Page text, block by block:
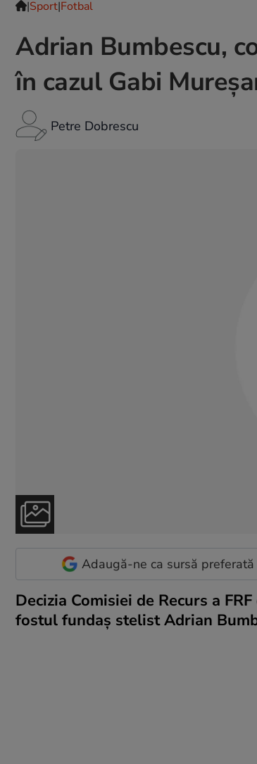
|Sport|Fotbal
Adrian Bumbescu,
în cazul Gabi
Petre Dobrescu
Adaugă-ne ca sursă
Decizia Comisiei de Recurs a
fostul fundaş stelist Adrian